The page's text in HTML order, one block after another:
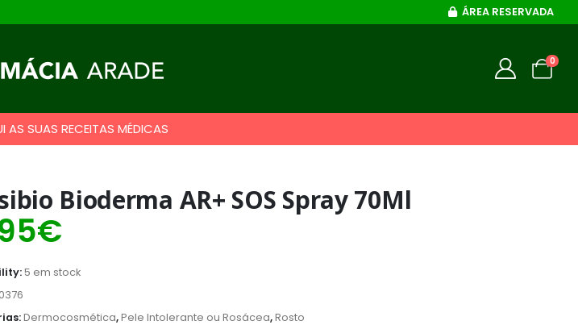
ÁREA RESERVADA
0
AS SUAS RECEITAS MÉDICAS
Bioderma AR+ SOS Spray 70Ml
€
5 em stock
Dermocosmética,Pele Intolerante ou Rosácea,Rosto